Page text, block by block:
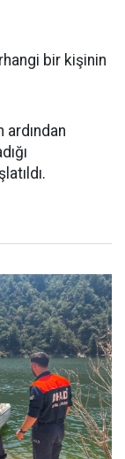
bir kişinin
ardından